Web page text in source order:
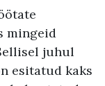
mingeid
juhul
esitatud kaks